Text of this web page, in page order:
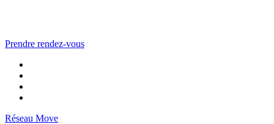
Prendre rendez-vous
Réseau Move